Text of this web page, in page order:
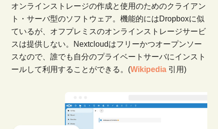
オンラインストレージの作成と使用のためのクライアン
ト・サーバ型のソフトウェア。機能的にはDropboxに似
ているが、オフプレミスのオンラインストレージサービ
スは提供しない。Nextcloudはフリーかつオープンソー
スなので、誰でも自分のプライベートサーバにインスト
ールして利用することができる。(Wikipedia引用)